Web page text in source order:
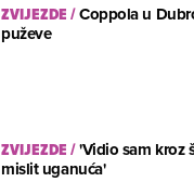
ZVIJEZDE/Coppola u
puževe
ZVIJEZDE/'Vidio sam kroz
mislit uganuća'